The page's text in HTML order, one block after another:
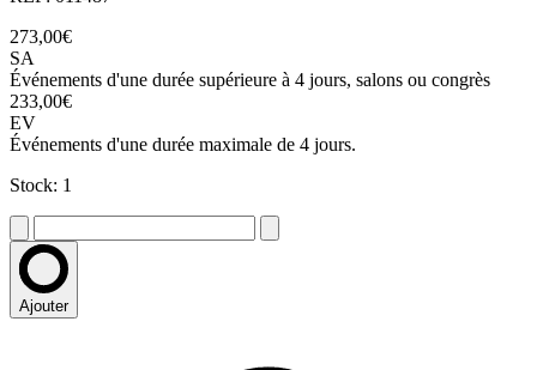
273,00€
SA
Événements d'une durée supérieure à 4 jours, salons ou congrès
233,00€
EV
Événements d'une durée maximale de 4 jours.
Stock: 1
Ajouter